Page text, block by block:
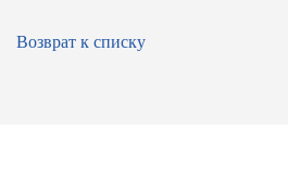
Возврат к списку